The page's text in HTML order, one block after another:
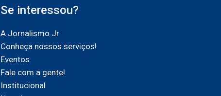
Se interessou?
A Jornalismo Jr
Conheça nossos serviços!
Eventos
Fale com a gente!
Institucional